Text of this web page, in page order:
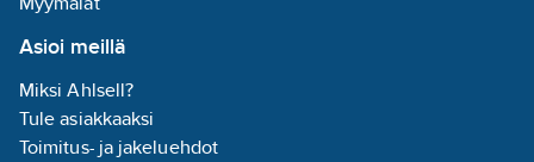
koodi:
Materiaaliluokka
Asioi meillä
Miksi Ahlsell?
Tule asiakkaaksi
Toimitus- ja jakeluehdot